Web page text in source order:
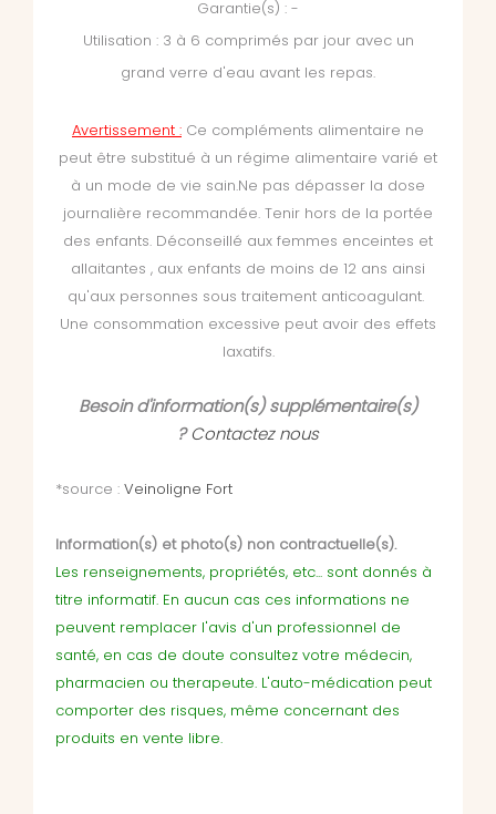
Garantie(s) : -
Utilisation : 3 à 6 comprimés par jour avec un
grand verre d'eau avant les repas.
Avertissement : Ce compléments alimentaire ne
peut être substitué à un régime alimentaire varié et
à un mode de vie sain.Ne pas dépasser la dose
journalière recommandée. Tenir hors de la portée
des enfants. Déconseillé aux femmes enceintes et
allaitantes , aux enfants de moins de 12 ans ainsi
qu'aux personnes sous traitement anticoagulant.
Une consommation excessive peut avoir des effets
laxatifs.
Besoin d'information(s) supplémentaire(s)
?Contactez nous
*source : Veinoligne Fort
Information(s) et photo(s) non contractuelle(s).
Les renseignements, propriétés, etc... sont donnés à
titre informatif. En aucun cas ces informations ne
peuvent remplacer l'avis d'un professionnel de
santé, en cas de doute consultez votre médecin,
pharmacien ou therapeute. L'auto-médication peut
comporter des risques, même concernant des
produits en vente libre.